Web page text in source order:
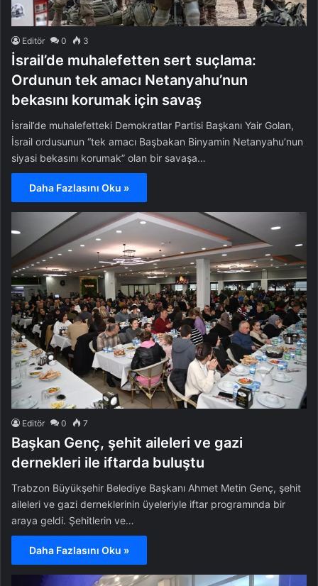
Editör 0 3
İsrail’de muhalefetten sert suçlama:
Ordunun tek amacı Netanyahu’nun
bekasını korumak için savaş
İsrail’de muhalefetteki Demokratlar Partisi Başkanı Yair Golan,
İsrail ordusunun “tek amacı Başbakan Binyamin Netanyahu’nun
siyasi bekasını korumak” olan bir savaşa…
Daha Fazlasını Oku »
Editör 0 7
Başkan Genç, şehit aileleri ve gazi
dernekleri ile iftarda buluştu
Trabzon Büyükşehir Belediye Başkanı Ahmet Metin Genç, şehit
aileleri ve gazi derneklerinin üyeleriyle iftar programında bir
araya geldi. Şehitlerin ve…
Daha Fazlasını Oku »